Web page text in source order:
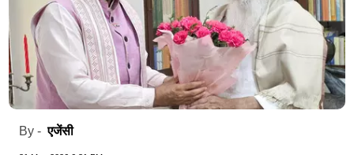
By -एजेंसी